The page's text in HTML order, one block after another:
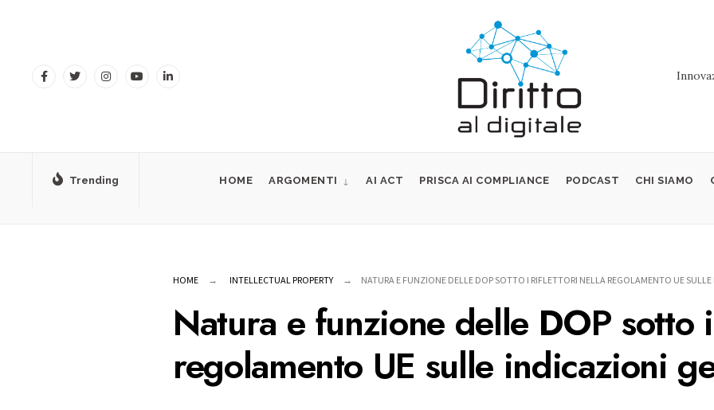
Trending HOME ARGOMENTI AI ACT PRISCA AI COMPLIANCE PODCAST CHI SIAMO
HOME INTELLECTUAL PROPERTY NATURA E FUNZIONE DELLE DOP SOTTO I RIFLETTORI NELLA REGOLAMENTO UE
Natura e funzione delle DOP
regolamento UE sulle indicazioni